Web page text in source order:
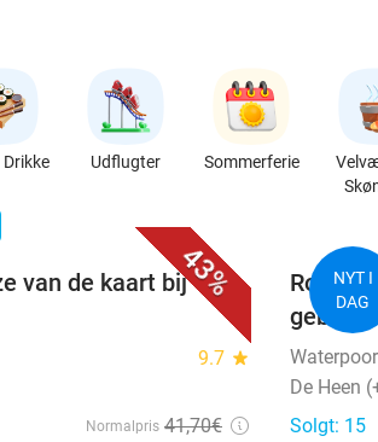
Udflugter Sommerferie
43%
van de kaart bij
9.7 star
Normalpris 41,70€
NYT I
DAG
gebak
De Heen
Solgt: 15